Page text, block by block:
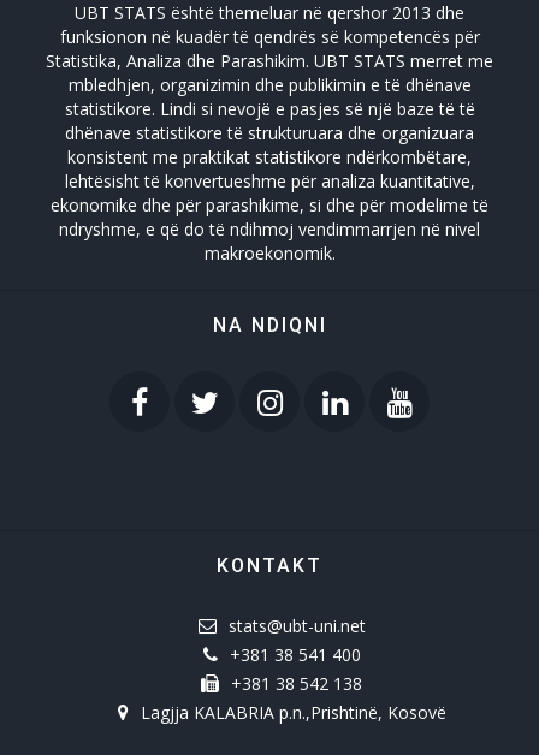
Zhvillimi Social Social Developmet
UBT STATS është themeluar në qershor 2013 dhe
funksionon në kuadër të qendrës së kompetencës për
Statistika, Analiza dhe Parashikim. UBT STATS merret me
mbledhjen, organizimin dhe publikimin e të dhënave
statistikore. Lindi si nevojë e pasjes së një baze të të
dhënave statistikore të strukturuara dhe organizuara
konsistent me praktikat statistikore ndërkombëtare,
lehtësisht të konvertueshme për analiza kuantitative,
ekonomike dhe për parashikime, si dhe për modelime të
ndryshme, e që do të ndihmoj vendimmarrjen në nivel
makroekonomik.
NA NDIQNI
KONTAKT
stats@ubt-uni.net
+381 38 541 400
+381 38 542 138
Lagjja KALABRIA p.n.,Prishtinë, Kosovë